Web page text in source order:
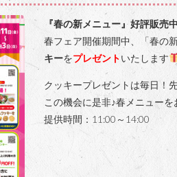
『春の新メニュー』好評販売
春フェア開催期間中、「春の
キーをプレゼントいたします
クッキープレゼントは毎日！
この機会に是非♪春メニューを
提供時間：11:00～14:00